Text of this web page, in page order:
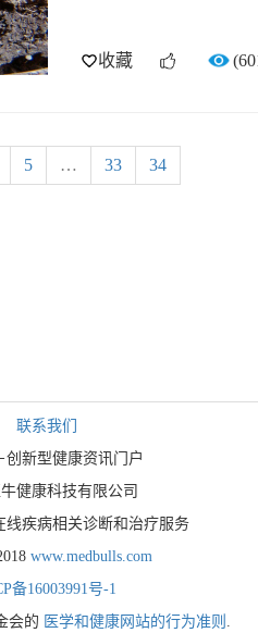
收藏
5 … 33 34
联系我们
创新型健康资讯门户
健康科技有限公司
线疾病相关诊断和治疗服务
www.medbulls.com
备16003991号-1
会的 医学和健康网站的行为准则 .